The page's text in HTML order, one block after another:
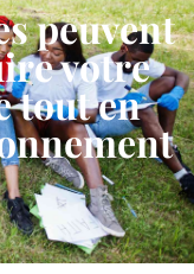
peuvent
votre
tout en